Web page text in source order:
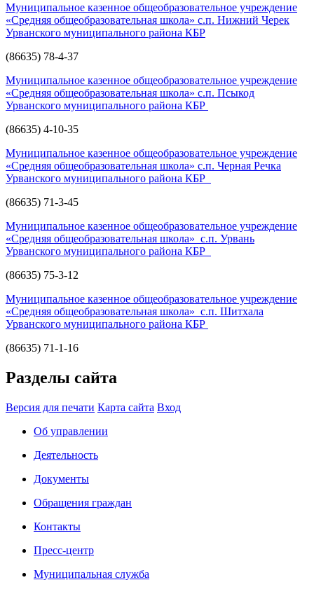
Муниципальное казенное общеобразовательное учреждение
«Средняя общеобразовательная школа» с.п. Нижний Черек
Урванского муниципального района КБР
(86635) 78-4-37
Муниципальное казенное общеобразовательное учреждение
«Средняя общеобразовательная школа» с.п. Псыкод
Урванского муниципального района КБР
(86635) 4-10-35
Муниципальное казенное общеобразовательное учреждение
«Средняя общеобразовательная школа» с.п. Черная Речка
Урванского муниципального района КБР
(86635) 71-3-45
Муниципальное казенное общеобразовательное учреждение
«Средняя общеобразовательная школа» с.п. Урвань
Урванского муниципального района КБР
(86635) 75-3-12
Муниципальное казенное общеобразовательное учреждение
«Средняя общеобразовательная школа» с.п. Шитхала
Урванского муниципального района КБР
(86635) 71-1-16
Разделы сайта
Версия для печати Карта сайта Вход
Об управлении
Деятельность
Документы
Обращения граждан
Контакты
Пресс-центр
Муниципальная служба